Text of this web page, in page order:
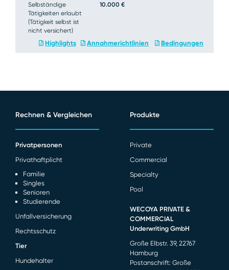
Selbständige
Tätigkeiten erlaubt
(Tätigkeit selbst ist
nicht versichert)
10.000 €
Highlights Annahmerichtlinien Bedingungen
Rechnen & Vergleichen
Privatpersonen
Privathaftplicht
Familie
Singles
Senioren
Studierende
Unfallversicherung
Rechtsschutz
Tier
Hundehalter
Produkte
Private
Commercial
Specialty
Pool
WECOYA PRIVATE &
COMMERCIAL
Underwriting GmbH
Große Elbstr. 39, 22767
Hamburg
Postanschrift: Große